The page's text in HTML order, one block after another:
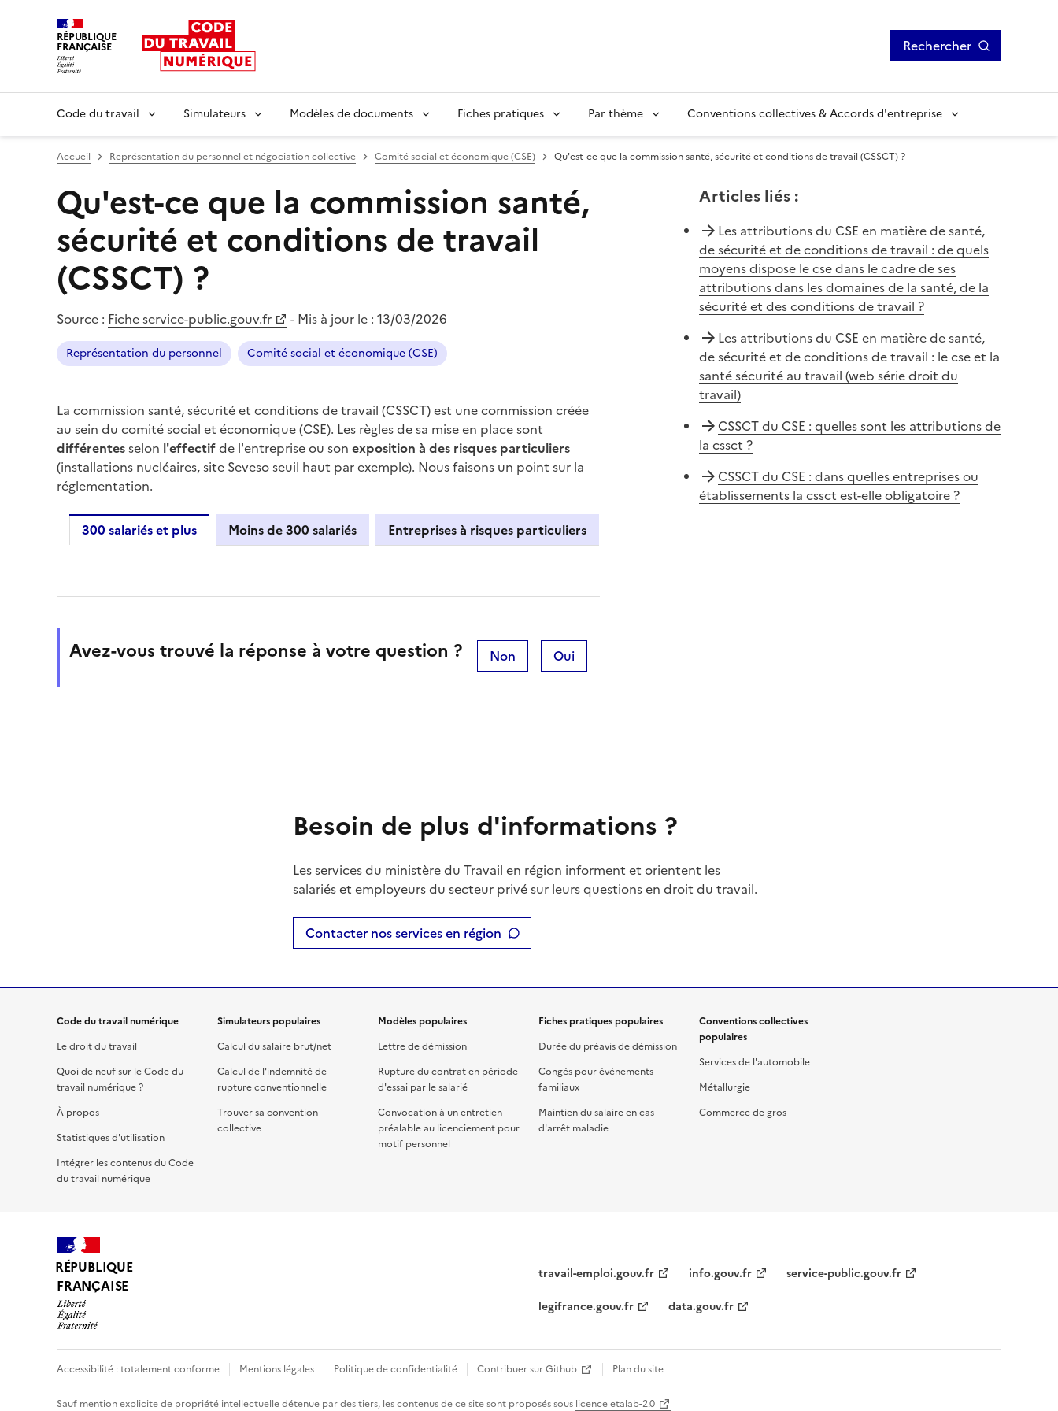
RÉPUBLIQUE
FRANÇAISE Rechercher
Code du travail Simulateurs Modèles de documents Fiches pratiques Par thème Conventions collectives & Accords d'entreprise
Accueil Représentation du personnel et négociation collective Comité social et économique (CSE) Qu'est-ce que la commission santé, sécurité et conditions de travail (CSSCT) ?
Qu'est-ce que la commission santé,
sécurité et conditions de travail
(CSSCT) ?
Source : Fiche service-public.gouv.fr - Mis à jour le : 13/03/2026
Représentation du personnel Comité social et économique (CSE)
La commission santé, sécurité et conditions de travail (CSSCT) est une commission créée
au sein du comité social et économique (CSE). Les règles de sa mise en place sont
différentesselon l'effectifde l'entreprise ou son exposition à des risques particuliers
(installations nucléaires, site Sevesoseuil haut par exemple). Nous faisons un point sur la
réglementation.
300 salariés et plus Moins de 300 salariés Entreprises à risques particuliers
Avez-vous trouvé la réponse à votre question ? Non Oui
Articles liés:
Les attributions du CSE en matière de santé,
de sécurité et de conditions de travail : de quels
moyens dispose le cse dans le cadre de ses
attributions dans les domaines de la santé, de la
sécurité et des conditions de travail ?
Les attributions du CSE en matière de santé,
de sécurité et de conditions de travail : le cse et la
santé sécurité au travail (web série droit du
travail)
CSSCT du CSE : quelles sont les attributions de
la cssct ?
CSSCT du CSE : dans quelles entreprises ou
établissements la cssct est-elle obligatoire ?
Besoin de plus d'informations ?
Les services du ministère du Travail en région informent et orientent les
salariés et employeurs du secteur privé sur leurs questions en droit du travail.
Contacter nos services en région
Code du travail numérique
Le droit du travail
Quoi de neuf sur le Code du
travail numérique ?
À propos
Statistiques d'utilisation
Intégrer les contenus du Code
du travail numérique
Simulateurs populaires
Calcul du salaire brut/net
Calcul de l'indemnité de
rupture conventionnelle
Trouver sa convention
collective
Modèles populaires
Lettre de démission
Rupture du contrat en période
d'essai par le salarié
Convocation à un entretien
préalable au licenciement pour
motif personnel
Fiches pratiques populaires
Durée du préavis de démission
Congés pour événements
familiaux
Maintien du salaire en cas
d'arrêt maladie
Conventions collectives
populaires
Services de l'automobile
Métallurgie
Commerce de gros
RÉPUBLIQUE
FRANÇAISE
travail-emploi.gouv.fr info.gouv.fr
service-public.gouv.fr
legifrance.gouv.fr
data.gouv.fr
Accessibilité : totalement conforme Mentions légales Politique de confidentialité Contribuer sur Github Plan du site
Sauf mention explicite de propriété intellectuelle détenue par des tiers, les contenus de ce site sont proposés sous licence etalab-2.0